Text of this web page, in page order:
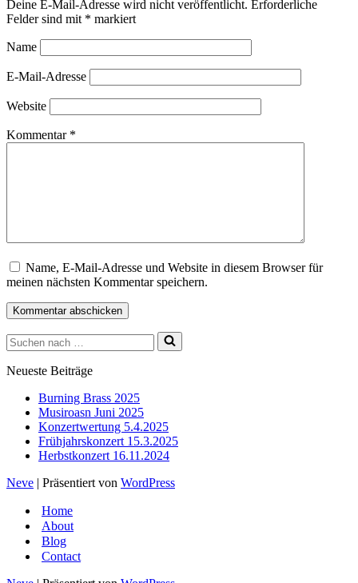
Deine E-Mail-Adresse wird nicht veröffentlicht. Erforderliche
Felder sind mit * markiert
Name
E-Mail-Adresse
Website
Kommentar *
Name, E-Mail-Adresse und Website in diesem Browser für
meinen nächsten Kommentar speichern.
Suchen
nach …
Neueste Beiträge
Burning Brass 2025
Musiroasn Juni 2025
Konzertwertung 5.4.2025
Frühjahrskonzert 15.3.2025
Herbstkonzert 16.11.2024
Neve | Präsentiert von WordPress
Home
About
Blog
Contact